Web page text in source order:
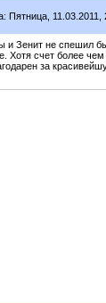
Пятница,
и Зенит не спешил
Хотя счет более
за